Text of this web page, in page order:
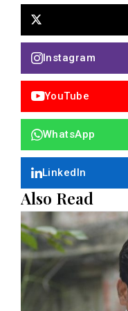
Instagram
YouTube
WhatsApp
LinkedIn
Also Read